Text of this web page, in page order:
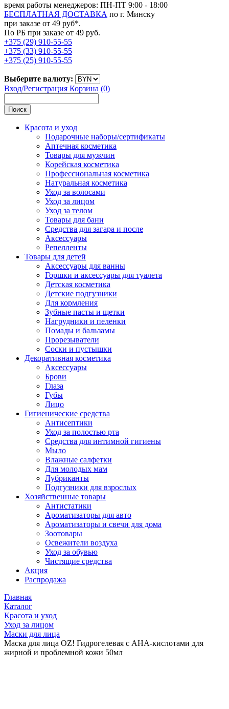
время работы менеджеров: ПН-ПТ 9:00 - 18:00
БЕСПЛАТНАЯ ДОСТАВКА по г. Минску
при заказе от 49 руб*.
По РБ при заказе от 49 руб.
+375 (29) 910-55-55
+375 (33) 910-55-55
+375 (25) 910-55-55
Выберите валюту:
Вход/Регистрация Корзина (0)
Поиск
Красота и уход
Подарочные наборы/сертификаты
Аптечная косметика
Товары для мужчин
Корейская косметика
Профессиональная косметика
Натуральная косметика
Уход за волосами
Уход за лицом
Уход за телом
Товары для бани
Средства для загара и после
Аксессуары
Репелленты
Товары для детей
Аксессуары для ванны
Горшки и аксессуары для туалета
Детская косметика
Детские подгузники
Для кормления
Зубные пасты и щетки
Нагрудники и пеленки
Помады и бальзамы
Прорезыватели
Соски и пустышки
Декоративная косметика
Аксессуары
Брови
Глаза
Губы
Лицо
Гигиенические средства
Антисептики
Уход за полостью рта
Средства для интимной гигиены
Мыло
Влажные салфетки
Для молодых мам
Лубриканты
Подгузники для взрослых
Хозяйственные товары
Антистатики
Ароматизаторы для авто
Ароматизаторы и свечи для дома
Зоотовары
Освежители воздуха
Уход за обувью
Чистящие средства
Акция
Распродажа
Главная
Каталог
Красота и уход
Уход за лицом
Маски для лица
Маска для лица OZ! Гидрогелевая с АНА-кислотами для
жирной и проблемной кожи 50мл